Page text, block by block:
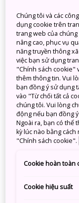
Chúng
Nhật Bản đang
xếp mọi điều kiện
sẽ chuẩn bị biến
thực, để bạn có thể
onsen trong những
đền đẹp như tranh
mỳ
Thông
Chúng tôi và các
dụng cookie trên
trang web của chúng
nâng cao, phục vụ
năng truyền thông
việc bạn sử dụng
"Chính sách cookie"
thêm thông tin. Vui
bạn đồng ý sử dụng
vào "Từ chối tất cả
chúng tôi. Vui lòng
động nếu bạn đồng
Ngoài ra, bạn có thể
kỳ lúc nào bằng
"Chính sách cookie".
Cookie hoàn toàn
Cookie hiệu suất